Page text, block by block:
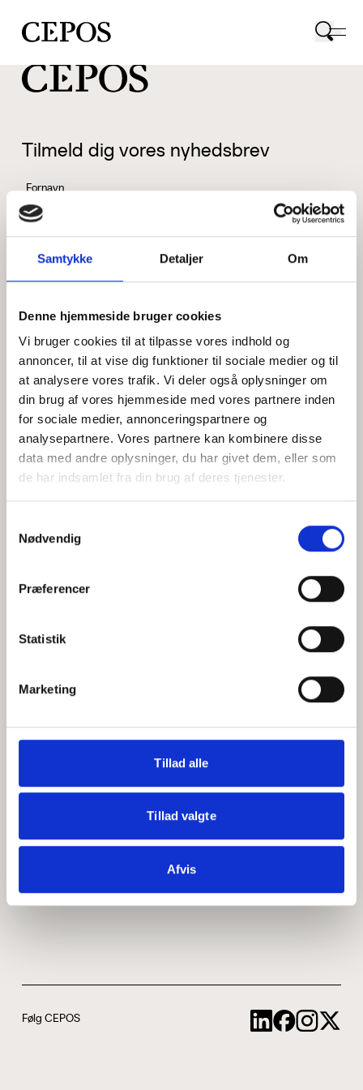
Samtykke Detaljer Om
Denne hjemmeside bruger cookies
Vi bruger cookies til at tilpasse vores indhold og
annoncer, til at vise dig funktioner til sociale medier og til
at analysere vores trafik. Vi deler også oplysninger om
din brug af vores hjemmeside med vores partnere inden
for sociale medier, annonceringspartnere og
analysepartnere. Vores partnere kan kombinere disse
data med andre oplysninger, du har givet dem, eller som
de har indsamlet fra din brug af deres tjenester.
Nødvendig
Præferencer
Statistik
Marketing
Tillad alle
Tillad valgte
Afvis
CEPOS logo
Tilmeld dig vores nyhedsbrev
Fornavn
Efternavn
Jeg accepterer behandlingen af mine personoplysninger i
henhold tilprivatlivspolitikken
Hvem er CEPOS
Medarbejdere
ABCepos
Podcast
Følg CEPOS